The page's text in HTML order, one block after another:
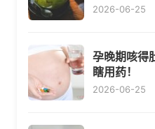
2026-06-25
孕晚期咳得
瞎用药！
2026-06-25